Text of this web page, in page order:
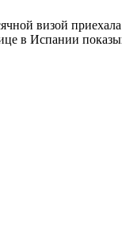
визой
в Испании